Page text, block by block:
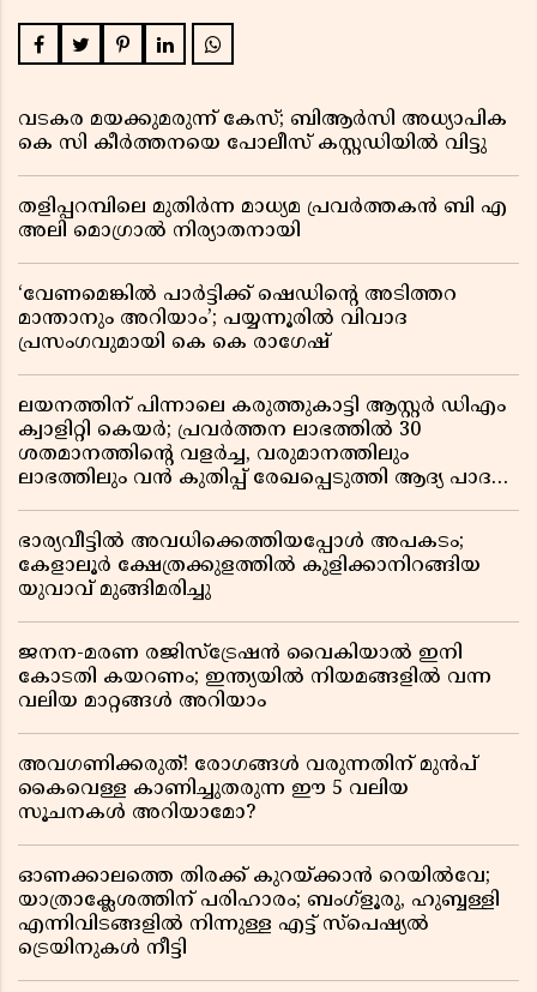
വടകര മയക്കുമരുന്ന് കേസ്; ബിആർസി അധ്യാപിക
കെ സി കീർത്തനയെ പോലീസ് കസ്റ്റഡിയിൽ വിട്ടു
തളിപ്പറമ്പിലെ മുതിർന്ന മാധ്യമ പ്രവർത്തകൻ ബി എ
അലി മൊഗ്രാൽ നിര്യാതനായി
‘വേണമെങ്കിൽ പാർട്ടിക്ക് ഷെഡിൻ്റെ അടിത്തറ
മാന്താനും അറിയാം’; പയ്യന്നൂരിൽ വിവാദ
പ്രസംഗവുമായി കെ കെ രാഗേഷ്
ലയനത്തിന് പിന്നാലെ കരുത്തുകാട്ടി ആസ്റ്റർ ഡിഎം
ക്വാളിറ്റി കെയർ; പ്രവർത്തന ലാഭത്തിൽ 30
ശതമാനത്തിൻ്റെ വളർച്ച, വരുമാനത്തിലും
ലാഭത്തിലും വൻ കുതിപ്പ് രേഖപ്പെടുത്തി ആദ്യ പാദ
ഭാര്യവീട്ടിൽ അവധിക്കെത്തിയപ്പോൾ അപകടം;
കേളാലൂർ ക്ഷേത്രക്കുളത്തിൽ കുളിക്കാനിറങ്ങിയ
യുവാവ് മുങ്ങിമരിച്ചു
ജനന-മരണ രജിസ്ട്രേഷൻ വൈകിയാൽ ഇനി
കോടതി കയറണം; ഇന്ത്യയിൽ നിയമങ്ങളിൽ വന്ന
വലിയ മാറ്റങ്ങൾ അറിയാം
അവഗണിക്കരുത്! രോഗങ്ങൾ വരുന്നതിന് മുൻപ്
കൈവെള്ള കാണിച്ചുതരുന്ന ഈ 5 വലിയ
സൂചനകൾ അറിയാമോ?
ഓണക്കാലത്തെ തിരക്ക് കുറയ്ക്കാൻ റെയിൽവേ;
യാത്രാക്ലേശത്തിന് പരിഹാരം; ബംഗ്ളൂരു, ഹുബ്ബള്ളി
എന്നിവിടങ്ങളിൽ നിന്നുള്ള എട്ട് സ്പെഷ്യൽ
ട്രെയിനുകൾ നീട്ടി